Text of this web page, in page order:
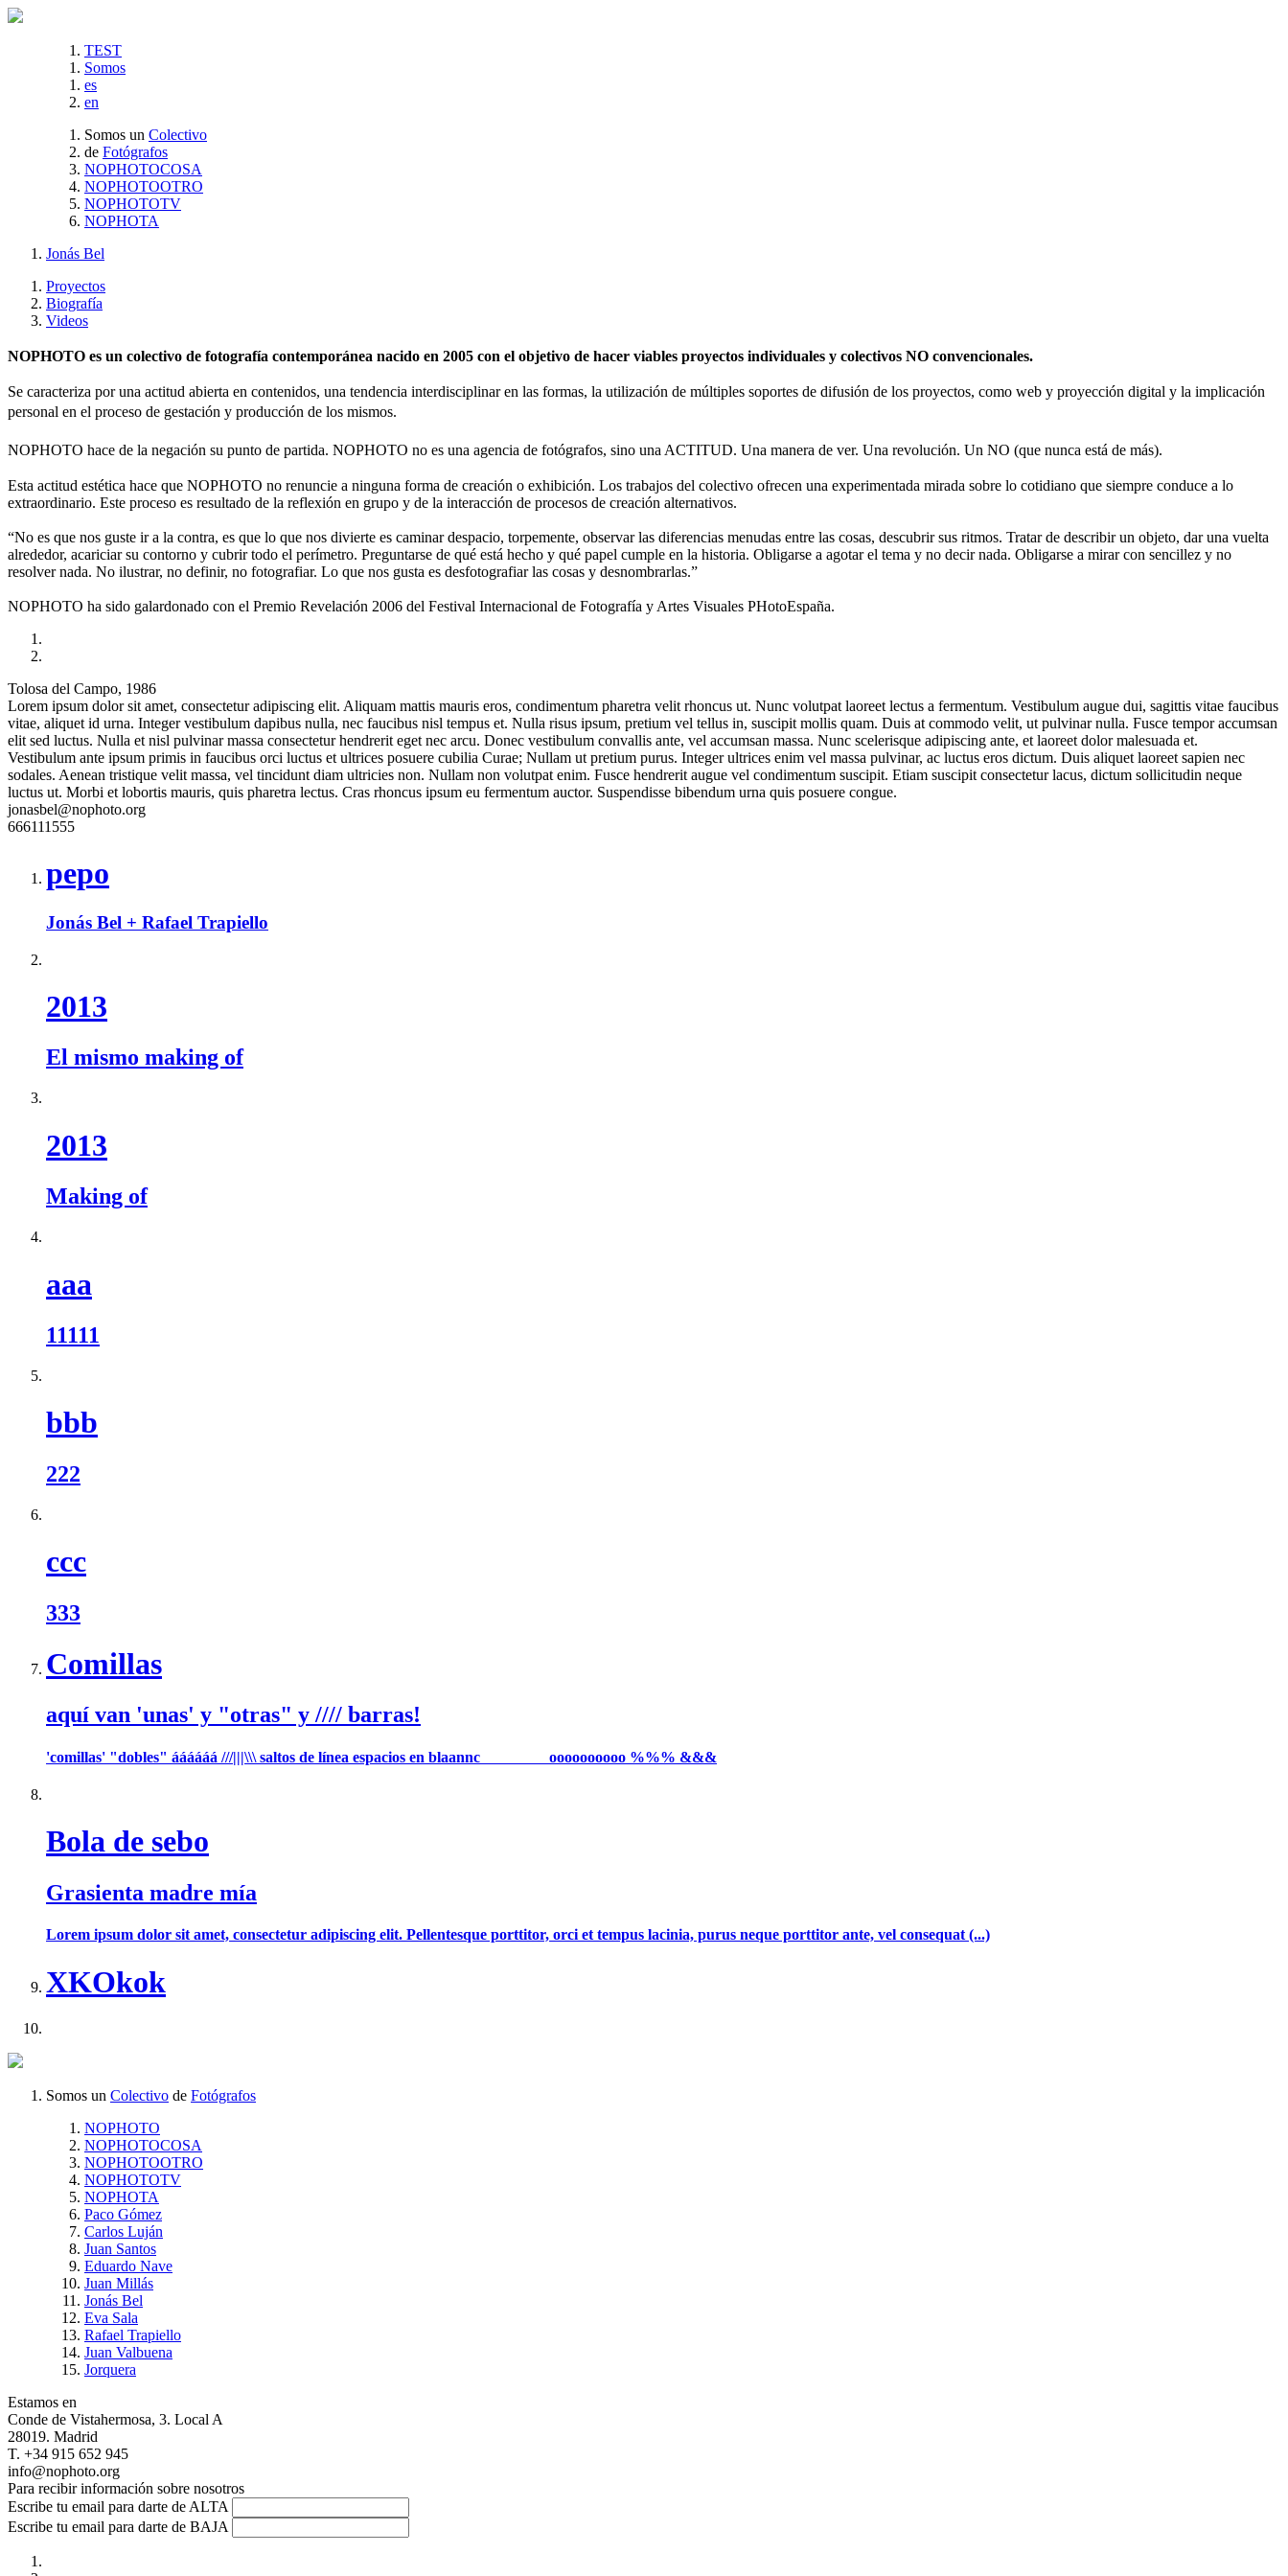
TEST
Somos
es
en
Somos un Colectivo
de Fotógrafos
NOPHOTOCOSA
NOPHOTOOTRO
NOPHOTOTV
NOPHOTA
Jonás Bel
Proyectos
Biografía
Videos
NOPHOTO es un colectivo de fotografía contemporánea nacido en 2005 con el objetivo de hacer viables proyectos individuales y colectivos NO convencionales.
Se caracteriza por una actitud abierta en contenidos, una tendencia interdisciplinar en las formas, la utilización de múltiples soportes de difusión de los proyectos, como web y proyección digital y la implicación
personal en el proceso de gestación y producción de los mismos.
NOPHOTO hace de la negación su punto de partida. NOPHOTO no es una agencia de fotógrafos, sino una ACTITUD. Una manera de ver. Una revolución. Un NO (que nunca está de más).
Esta actitud estética hace que NOPHOTO no renuncie a ninguna forma de creación o exhibición. Los trabajos del colectivo ofrecen una experimentada mirada sobre lo cotidiano que siempre conduce a lo
extraordinario. Este proceso es resultado de la reflexión en grupo y de la interacción de procesos de creación alternativos.
“No es que nos guste ir a la contra, es que lo que nos divierte es caminar despacio, torpemente, observar las diferencias menudas entre las cosas, descubrir sus ritmos. Tratar de describir un objeto, dar una vuelta
alrededor, acariciar su contorno y cubrir todo el perímetro. Preguntarse de qué está hecho y qué papel cumple en la historia. Obligarse a agotar el tema y no decir nada. Obligarse a mirar con sencillez y no
resolver nada. No ilustrar, no definir, no fotografiar. Lo que nos gusta es desfotografiar las cosas y desnombrarlas.”
NOPHOTO ha sido galardonado con el Premio Revelación 2006 del Festival Internacional de Fotografía y Artes Visuales PHotoEspaña.
Tolosa del Campo, 1986
Lorem ipsum dolor sit amet, consectetur adipiscing elit. Aliquam mattis mauris eros, condimentum pharetra velit rhoncus ut. Nunc volutpat laoreet lectus a fermentum. Vestibulum augue dui, sagittis vitae faucibus
vitae, aliquet id urna. Integer vestibulum dapibus nulla, nec faucibus nisl tempus et. Nulla risus ipsum, pretium vel tellus in, suscipit mollis quam. Duis at commodo velit, ut pulvinar nulla. Fusce tempor accumsan
elit sed luctus. Nulla et nisl pulvinar massa consectetur hendrerit eget nec arcu. Donec vestibulum convallis ante, vel accumsan massa. Nunc scelerisque adipiscing ante, et laoreet dolor malesuada et.
Vestibulum ante ipsum primis in faucibus orci luctus et ultrices posuere cubilia Curae; Nullam ut pretium purus. Integer ultrices enim vel massa pulvinar, ac luctus eros dictum. Duis aliquet laoreet sapien nec
sodales. Aenean tristique velit massa, vel tincidunt diam ultricies non. Nullam non volutpat enim. Fusce hendrerit augue vel condimentum suscipit. Etiam suscipit consectetur lacus, dictum sollicitudin neque
luctus ut. Morbi et lobortis mauris, quis pharetra lectus. Cras rhoncus ipsum eu fermentum auctor. Suspendisse bibendum urna quis posuere congue.
jonasbel@nophoto.org
666111555
pepo
Jonás Bel + Rafael Trapiello
2013
El mismo making of
2013
Making of
aaa
11111
bbb
222
ccc
333
Comillas
aquí van 'unas' y "otras" y //// barras!
'comillas' "dobles" áááááá ///|||\\\ saltos de línea espacios en blaannc oooooooooo %%% &&&
Bola de sebo
Grasienta madre mía
Lorem ipsum dolor sit amet, consectetur adipiscing elit. Pellentesque porttitor, orci et tempus lacinia, purus neque porttitor ante, vel consequat (...)
XKOkok
Somos un Colectivo de Fotógrafos
NOPHOTO
NOPHOTOCOSA
NOPHOTOOTRO
NOPHOTOTV
NOPHOTA
Paco Gómez
Carlos Luján
Juan Santos
Eduardo Nave
Juan Millás
Jonás Bel
Eva Sala
Rafael Trapiello
Juan Valbuena
Jorquera
Estamos en
Conde de Vistahermosa, 3. Local A
28019. Madrid
T. +34 915 652 945
info@nophoto.org
Para recibir información sobre nosotros
Escribe tu email para darte de ALTA
Escribe tu email para darte de BAJA